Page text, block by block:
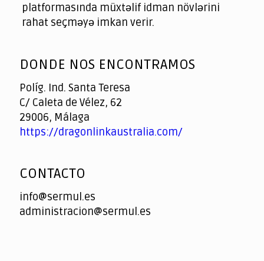
platformasında müxtəlif idman növlərini
rahat seçməyə imkan verir.
of
DONDE NOS ENCONTRAMOS
Políg. Ind. Santa Teresa
C/ Caleta de Vélez, 62
29006, Málaga
https://dragonlinkaustralia.com/
CONTACTO
info@sermul.es
administracion@sermul.es